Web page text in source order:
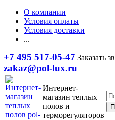
О компании
Условия оплаты
Условия доставки
...
+7 495 517-05-47 Заказать
zakaz@pol-lux.ru
Интернет-
магазин теплых
полов и
терморегуляторов